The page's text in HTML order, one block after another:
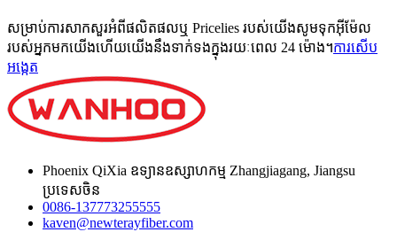
សម្រាប់ការសាកសួរអំពីផលិតផលឬ Pricelies របស់យើងសូមទុកអ៊ីម៉ែល
របស់អ្នកមកយើងហើយយើងនឹងទាក់ទងក្នុងរយៈពេល 24 ម៉ោង។ការសើប
អង្កេត
Phoenix QiXia ឧទ្យានឧស្សាហកម្ម Zhangjiagang, Jiangsu
ប្រទេសចិន
0086-137773255555
kaven@newterayfiber.com